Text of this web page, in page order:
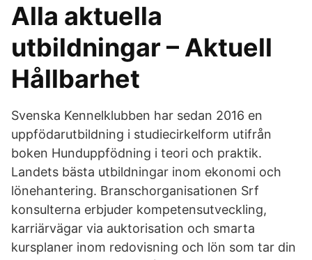
Alla aktuella
utbildningar – Aktuell
Hållbarhet
Svenska Kennelklubben har sedan 2016 en
uppfödarutbildning i studiecirkelform utifrån
boken Hunduppfödning i teori och praktik.
Landets bästa utbildningar inom ekonomi och
lönehantering. Branschorganisationen Srf
konsulterna erbjuder kompetensutveckling,
karriärvägar via auktorisation och smarta
kursplaner inom redovisning och lön som tar din